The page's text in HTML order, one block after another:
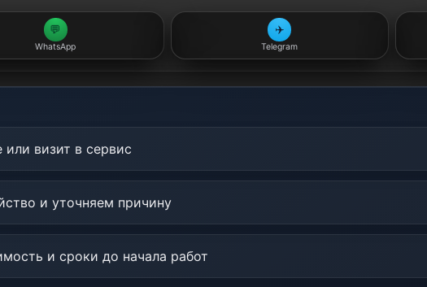
💬
WhatsApp
✈️
Telegram
визит в сервис
и уточняем причину
и сроки до начала работ